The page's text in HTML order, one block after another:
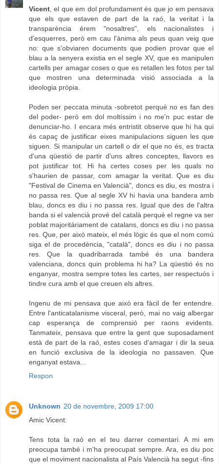
Vicent, el que em dol profundament és que jo em pensava
que els que estaven de part de la raó, la veritat i la
transparència érem "nosaltres", els nacionalistes i
d'esquerres, però em cau l'ànima als peus quan veig que
no: que s'obviaren documents que podien provar que el
blau a la senyera existia en el segle XV, que es manipulen
cartells per amagar coses o que es retallen les fotos per tal
que mostren una determinada visió associada a la
ideologia pròpia.
Poden ser peccata minuta -sobretot perquè no es fan des
del poder- però em dol moltíssim i no me'n puc estar de
denunciar-ho. I encara més entristit observe que hi ha qui
és capaç de justificar eixes manipulacions siguen les que
siguen. Si manipular un cartell o dir el que no és, es tracta
d'una qüestió de partir d'uns altres conceptes, llavors es
pot justificar tot. Hi ha certes coses per les quals no
s'haurien de passar, com amagar la veritat. Que es diu
"Festival de Cinema en Valencià", doncs es diu, es mostra i
no passa res. Que al segle XV hi havia una bandera amb
blau, doncs es diu i no passa res. Igual que des de l'altra
banda si el valencià prové del català perquè el regne va ser
poblat majoritàriament de catalans, doncs es diu i no passa
res. Que, per això mateix, el més lògic és que el nom comú
siga el de procedència, "català", doncs es diu i no passa
res. Que la quadribarrada també és una bandera
valenciana, doncs quin problema hi ha? La qüestió és no
enganyar, mostra sempre totes les cartes, ser respectuós i
tindre cura amb el que creuen els altres.
Ingenu de mi pensava que això era fàcil de fer entendre.
Entre l'anticatalanisme visceral, però, mai no vaig albergar
cap esperança de comprensió per raons evidents.
Tanmateix, pensava que entre la gent que suposadament
està de part de la raó, estes coses d'amagar i dir la seua
en funció exclusiva de la ideologia no passaven. Que
enganyat estava...
Respon
Unknown 20 de novembre, 2009 17:00
Amic Vicent:
Tens tota la raó en el teu darrer comentari. A mi em
preocupa també i m'ha preocupat sempre. Ara, es diu poc
que el moviment nacionalista al País Valencià ha segut -fins